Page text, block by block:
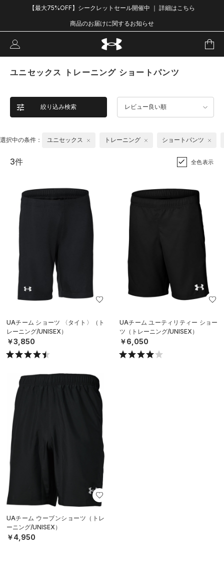
【最大75%OFF】シークレットセール開催中 ｜ 詳細はこちら
商品のお届けに関するお知らせ
ユニセックス トレーニング ショートパンツ
絞り込み検索 レビュー良い順
選択中の条件： ユニセックス トレーニング ショートパンツ
3件 全色表示
UAチーム ショーツ 〈タイト〉（ト
レーニング/UNISEX）
￥3,850
UAチーム ユーティリティー ショー
ツ（トレーニング/UNISEX）
￥6,050
UAチーム ウーブンショーツ（トレ
ーニング/UNISEX）
￥4,950